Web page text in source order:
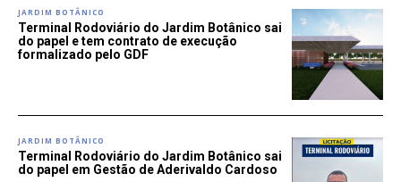
JARDIM BOTÂNICO
Terminal Rodoviário do Jardim Botânico sai
do papel e tem contrato de execução
formalizado pelo GDF
JARDIM BOTÂNICO
Terminal Rodoviário do Jardim Botânico sai
do papel em Gestão de Aderivaldo Cardoso